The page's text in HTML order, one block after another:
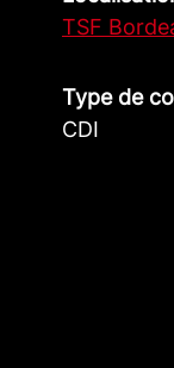
TSF
Type de
CDI